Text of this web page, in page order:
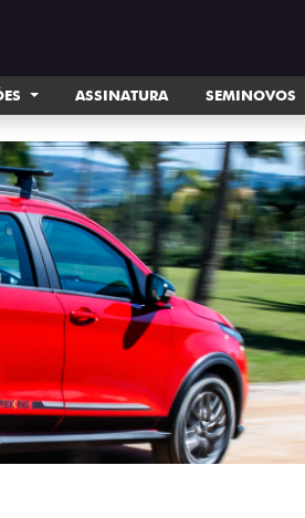
ASSINATURA SEMINOVOS